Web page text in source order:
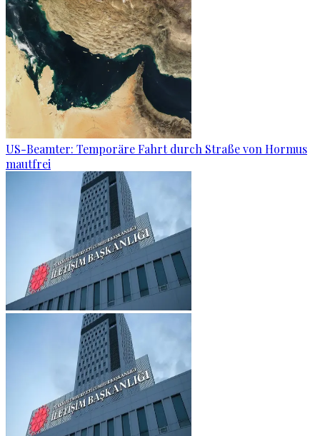
US-Beamter: Temporäre Fahrt durch Straße von Hormus
mautfrei